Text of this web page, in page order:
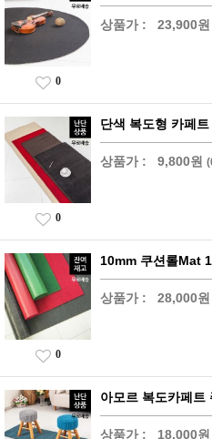
상품가 : 23,900원
0
단색 복도형 카페트
상품가 : 9,800원
0
10mm 쿠션롤Mat
상품가 : 28,000원
0
아모르 복도카페트
상품가 : 18,000원